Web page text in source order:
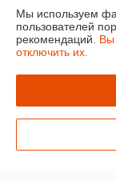
О нас
Доставка и
Мы используем
пользователей
рекомендаций. Вы
отключить их.